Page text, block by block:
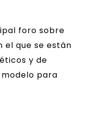
foro sobre
el que se están
y de
para